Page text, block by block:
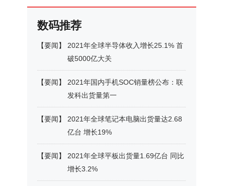
数码推荐
【要闻】
2021年全球半导体收入增长25.1% 首
破5000亿大关
【要闻】
2021年国内手机SOC销量榜公布：联
发科出货量第一
【要闻】
2021年全球笔记本电脑出货量达2.68
亿台 增长19%
【要闻】
2021年全球平板出货量1.69亿台 同比
增长3.2%